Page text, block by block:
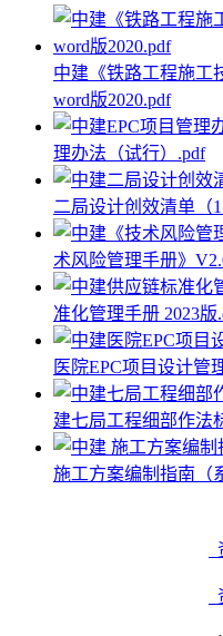
中建《铁路工程施工
word版2020.pdf
理办法（试行）.pdf
二局设计创效清单（
术风险管理手册》
准化管理手册 2023版
医院EPC项目设计管
建七局工程细部作法
施工方案编制指南（